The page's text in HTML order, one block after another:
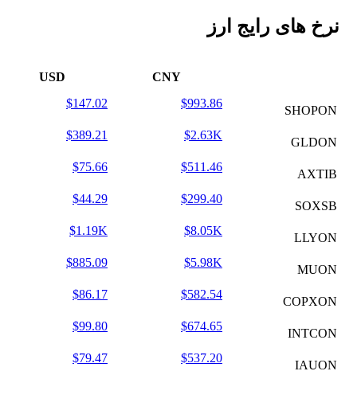
نرخ های رایج ارز
CNY
USD
SHOPON
$993.86
$147.02
GLDON
$2.63K
$389.21
AXTIB
$511.46
$75.66
SOXSB
$299.40
$44.29
LLYON
$8.05K
$1.19K
MUON
$5.98K
$885.09
COPXON
$582.54
$86.17
INTCON
$674.65
$99.80
IAUON
$537.20
$79.47